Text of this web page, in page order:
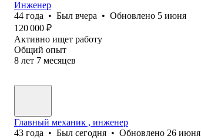
Инженер
44 года • Был вчера • Обновлено 5 июня
120 000 ₽
Активно ищет работу
Общий опыт
8 лет 7 месяцев
Главный механик , инженер
43 года • Был сегодня • Обновлено 26 июня